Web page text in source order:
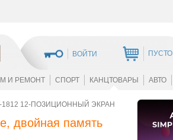
ВОЙТИ ПУСТО
И РЕМОНТ СПОРТ КАНЦТОВАРЫ АВТО
1812 12-ПОЗИЦИОННЫЙ ЭКРАН
двойная память